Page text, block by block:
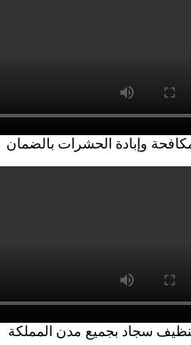
وإبادة الحشرات بالضمان
سجاد بجميع مدن المملكة